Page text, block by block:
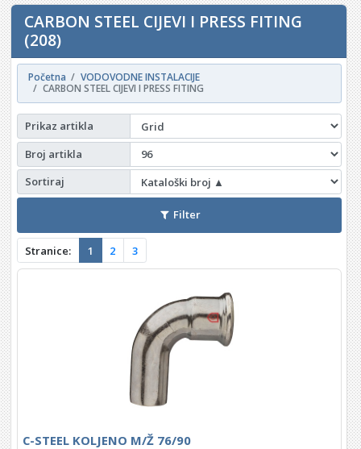
CARBON STEEL CIJEVI I PRESS FITING
(208)
Početna
VODOVODNE INSTALACIJE
CARBON STEEL CIJEVI I PRESS FITING
Prikaz artikla
Broj artikla
Sortiraj
Filter
Stranice: 1 2 3
C-STEEL KOLJENO M/Ž 76/90